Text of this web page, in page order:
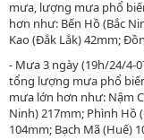
mưa, lượng mưa phổ
hơn như: Bến Hồ (Bắc
Kao (Đắk Lắk) 42mm;
- Mưa 3 ngày (19h/24/4-
tổng lượng mưa phổ
mưa lớn hơn như: Nậm
Ninh) 217mm; Phình Hồ
104mm; Bạch Mã (Huế)